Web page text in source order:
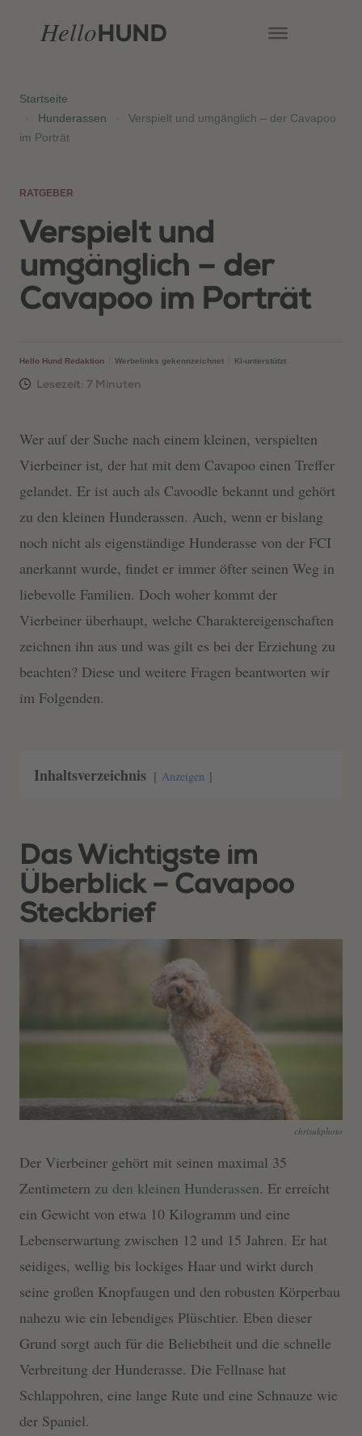
HelloHUND
Startseite
Hunderassen
Verspielt und umgänglich – der Cavapoo
im Porträt
RATGEBER
Verspielt und
umgänglich – der
Cavapoo im Porträt
Hello Hund Redaktion Werbelinks gekennzeichnet KI-unterstützt
Wer auf der Suche nach einem kleinen, verspielten
Vierbeiner ist, der hat mit dem Cavapoo einen Treffer
gelandet. Er ist auch als Cavoodle bekannt und gehört
zu den kleinen Hunderassen. Auch, wenn er bislang
noch nicht als eigenständige Hunderasse von der FCI
anerkannt wurde, findet er immer öfter seinen Weg in
liebevolle Familien. Doch woher kommt der
Vierbeiner überhaupt, welche Charaktereigenschaften
zeichnen ihn aus und was gilt es bei der Erziehung zu
beachten? Diese und weitere Fragen beantworten wir
im Folgenden.
Inhaltsverzeichnis Anzeigen
Das Wichtigste im
Überblick – Cavapoo
Steckbrief
chrisukphoto
Der Vierbeiner gehört mit seinen maximal 35
Zentimetern zu den kleinen Hunderassen. Er erreicht
ein Gewicht von etwa 10 Kilogramm und eine
Lebenserwartung zwischen 12 und 15 Jahren. Er hat
seidiges, wellig bis lockiges Haar und wirkt durch
seine großen Knopfaugen und den robusten Körperbau
nahezu wie ein lebendiges Plüschtier. Eben dieser
Grund sorgt auch für die Beliebtheit und die schnelle
Verbreitung der Hunderasse. Die Fellnase hat
Schlappohren, eine lange Rute und eine Schnauze wie
der Spaniel.